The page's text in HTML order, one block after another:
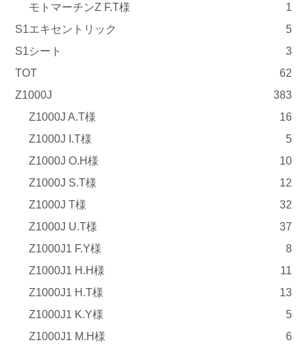
モトマーチンZ F.T様
1
S1エキセントリック
5
S1シート
3
TOT
62
Z1000J
383
Z1000J A.T様
16
Z1000J I.T様
5
Z1000J O.H様
10
Z1000J S.T様
12
Z1000J T様
32
Z1000J U.T様
37
Z1000J1 F.Y様
8
Z1000J1 H.H様
11
Z1000J1 H.T様
13
Z1000J1 K.Y様
5
Z1000J1 M.H様
6